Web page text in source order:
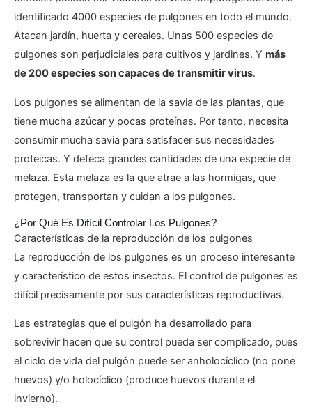
identificado 4000 especies de pulgones en todo el mundo.
Atacan jardín, huerta y cereales. Unas 500 especies de
pulgones son perjudiciales para cultivos y jardines. Y más
de 200 especies son capaces de transmitir virus.
Los pulgones se alimentan de la savia de las plantas, que
tiene mucha azúcar y pocas proteínas. Por tanto, necesita
consumir mucha savia para satisfacer sus necesidades
proteicas. Y defeca grandes cantidades de una especie de
melaza. Esta melaza es la que atrae a las hormigas, que
protegen, transportan y cuidan a los pulgones.
¿Por Qué Es Difícil Controlar Los Pulgones?
Características de la reproducción de los pulgones
La reproducción de los pulgones es un proceso interesante
y característico de estos insectos. El control de pulgones es
difícil precisamente por sus características reproductivas.
Las estrategias que el pulgón ha desarrollado para
sobrevivir hacen que su control pueda ser complicado, pues
el ciclo de vida del pulgón puede ser anholocíclico (no pone
huevos) y/o holocíclico (produce huevos durante el
invierno).